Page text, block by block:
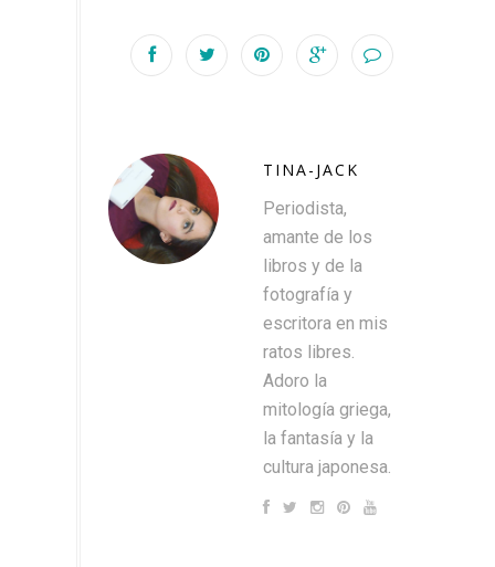
TINA-JACK
Periodista,
amante de los
libros y de la
fotografía y
escritora en mis
ratos libres.
Adoro la
mitología griega,
la fantasía y la
cultura japonesa.